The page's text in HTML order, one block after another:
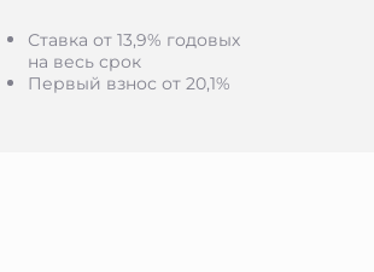
Ставка от 13,9% годовых
на весь срок
Первый взнос от 20,1%